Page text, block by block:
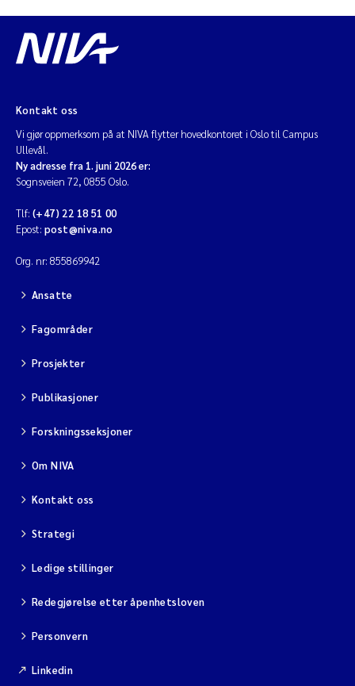
Kontakt oss
Vi gjør oppmerksom på at NIVA flytter hovedkontoret i Oslo til Campus
Ullevål.
Ny adresse fra 1. juni 2026 er:
Sognsveien 72, 0855 Oslo.
Tlf: (+47) 22 18 51 00
Epost: post@niva.no
Org. nr: 855869942
Ansatte
Fagområder
Prosjekter
Publikasjoner
Forskningsseksjoner
Om NIVA
Kontakt oss
Strategi
Ledige stillinger
Redegjørelse etter åpenhetsloven
Personvern
Linkedin